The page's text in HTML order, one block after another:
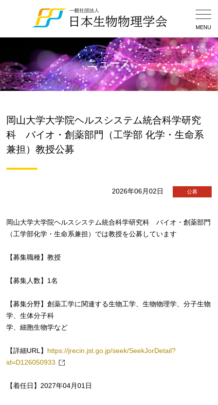
MENU
ニュース
岡山大学大学院ヘルスシステム統合科学研究
科 バイオ・創薬部門（工学部 化学・生命系
兼担）教授公募
2026年06月02日 公募
岡山大学大学院ヘルスシステム統合科学研究科 バイオ・創薬部門
（工学部化学・生命系兼担）では教授を公募しています
【募集職種】教授
【募集人数】1名
【募集分野】創薬工学に関連する生物工学、生物物理学、分子生物
学、生体分子科
学、細胞生物学など
【詳細URL】
https://jrecin.jst.go.jp/seek/SeekJorDetail?
id=D126050933
【着任日】2027年04月01日